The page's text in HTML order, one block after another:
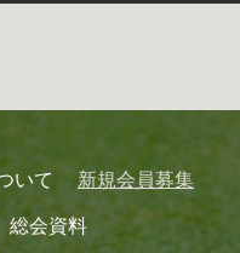
いて 新規会員募集
総会資料